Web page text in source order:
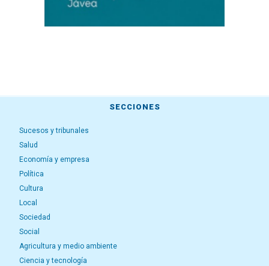
SECCIONES
Sucesos y tribunales
Salud
Economía y empresa
Política
Cultura
Local
Sociedad
Social
Agricultura y medio ambiente
Ciencia y tecnología